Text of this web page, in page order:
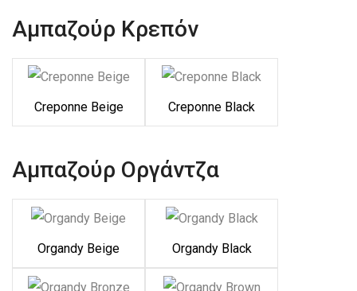
Αμπαζούρ Κρεπόν
Creponne Beige Creponne Black
Αμπαζούρ Οργάντζα
Organdy Beige Organdy Black